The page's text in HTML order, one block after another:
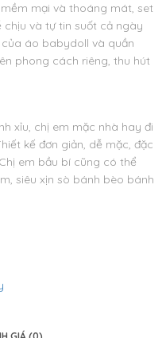
mại và thoáng mát, set
và tự tin suốt cả ngày
áo babydoll và quần
phong cách riêng, thu hút
xỉu, chị em mặc nhà hay đi
kế đơn giản, dễ mặc, đặc
em bầu bí cũng có thể
siêu xịn sò bánh bèo bánh